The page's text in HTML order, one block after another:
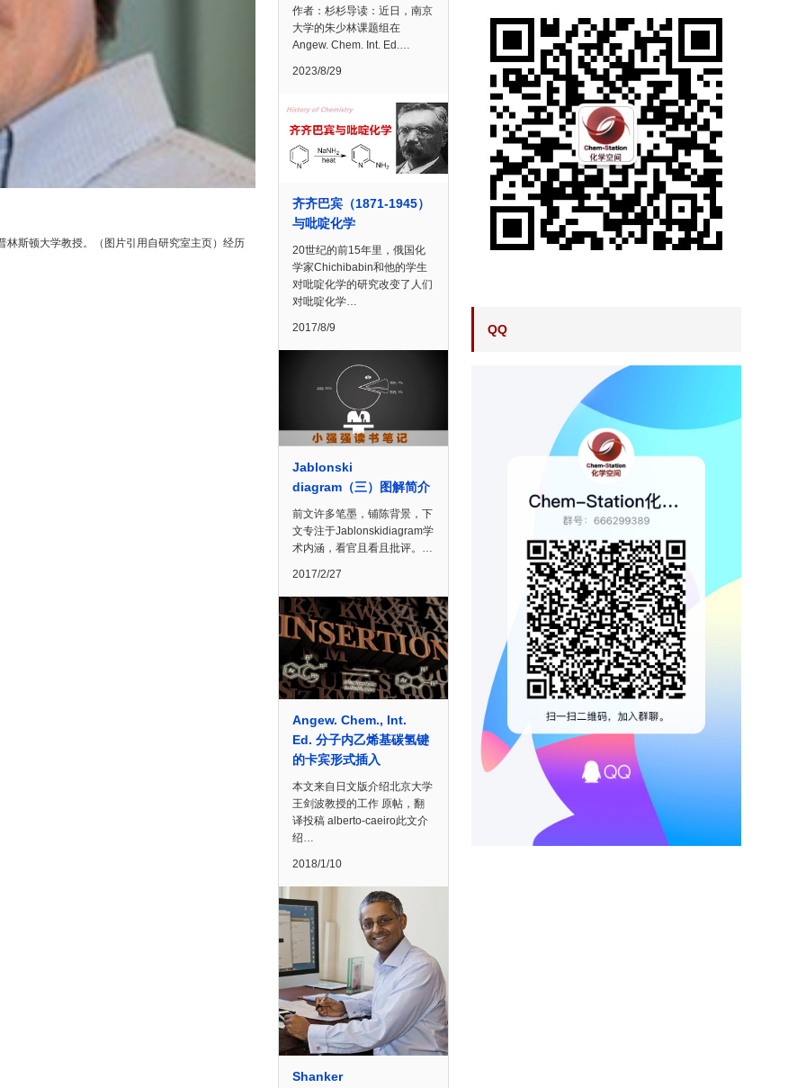
斯顿大学教授。（图片引用自研究室主页）经历
作者：杉杉导读：近日，南京
大学的朱少林课题组在
Angew. Chem. Int. Ed.…
2023/8/29
齐齐巴宾（1871-1945）
与吡啶化学
20世纪的前15年里，俄国化
学家Chichibabin和他的学生
对吡啶化学的研究改变了人们
对吡啶化学…
2017/8/9
Jablonski
diagram（三）图解简介
前文许多笔墨，铺陈背景，下
文专注于Jablonskidiagram学
术内涵，看官且看且批评。…
2017/2/27
Angew. Chem., Int.
Ed. 分子内乙烯基碳氢键
的卡宾形式插入
本文来自日文版介绍北京大学
王剑波教授的工作 原帖，翻
译投稿 alberto-caeiro此文介
绍…
2018/1/10
Shanker
QQ